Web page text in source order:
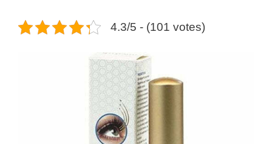
4.3/5 - (101 votes)